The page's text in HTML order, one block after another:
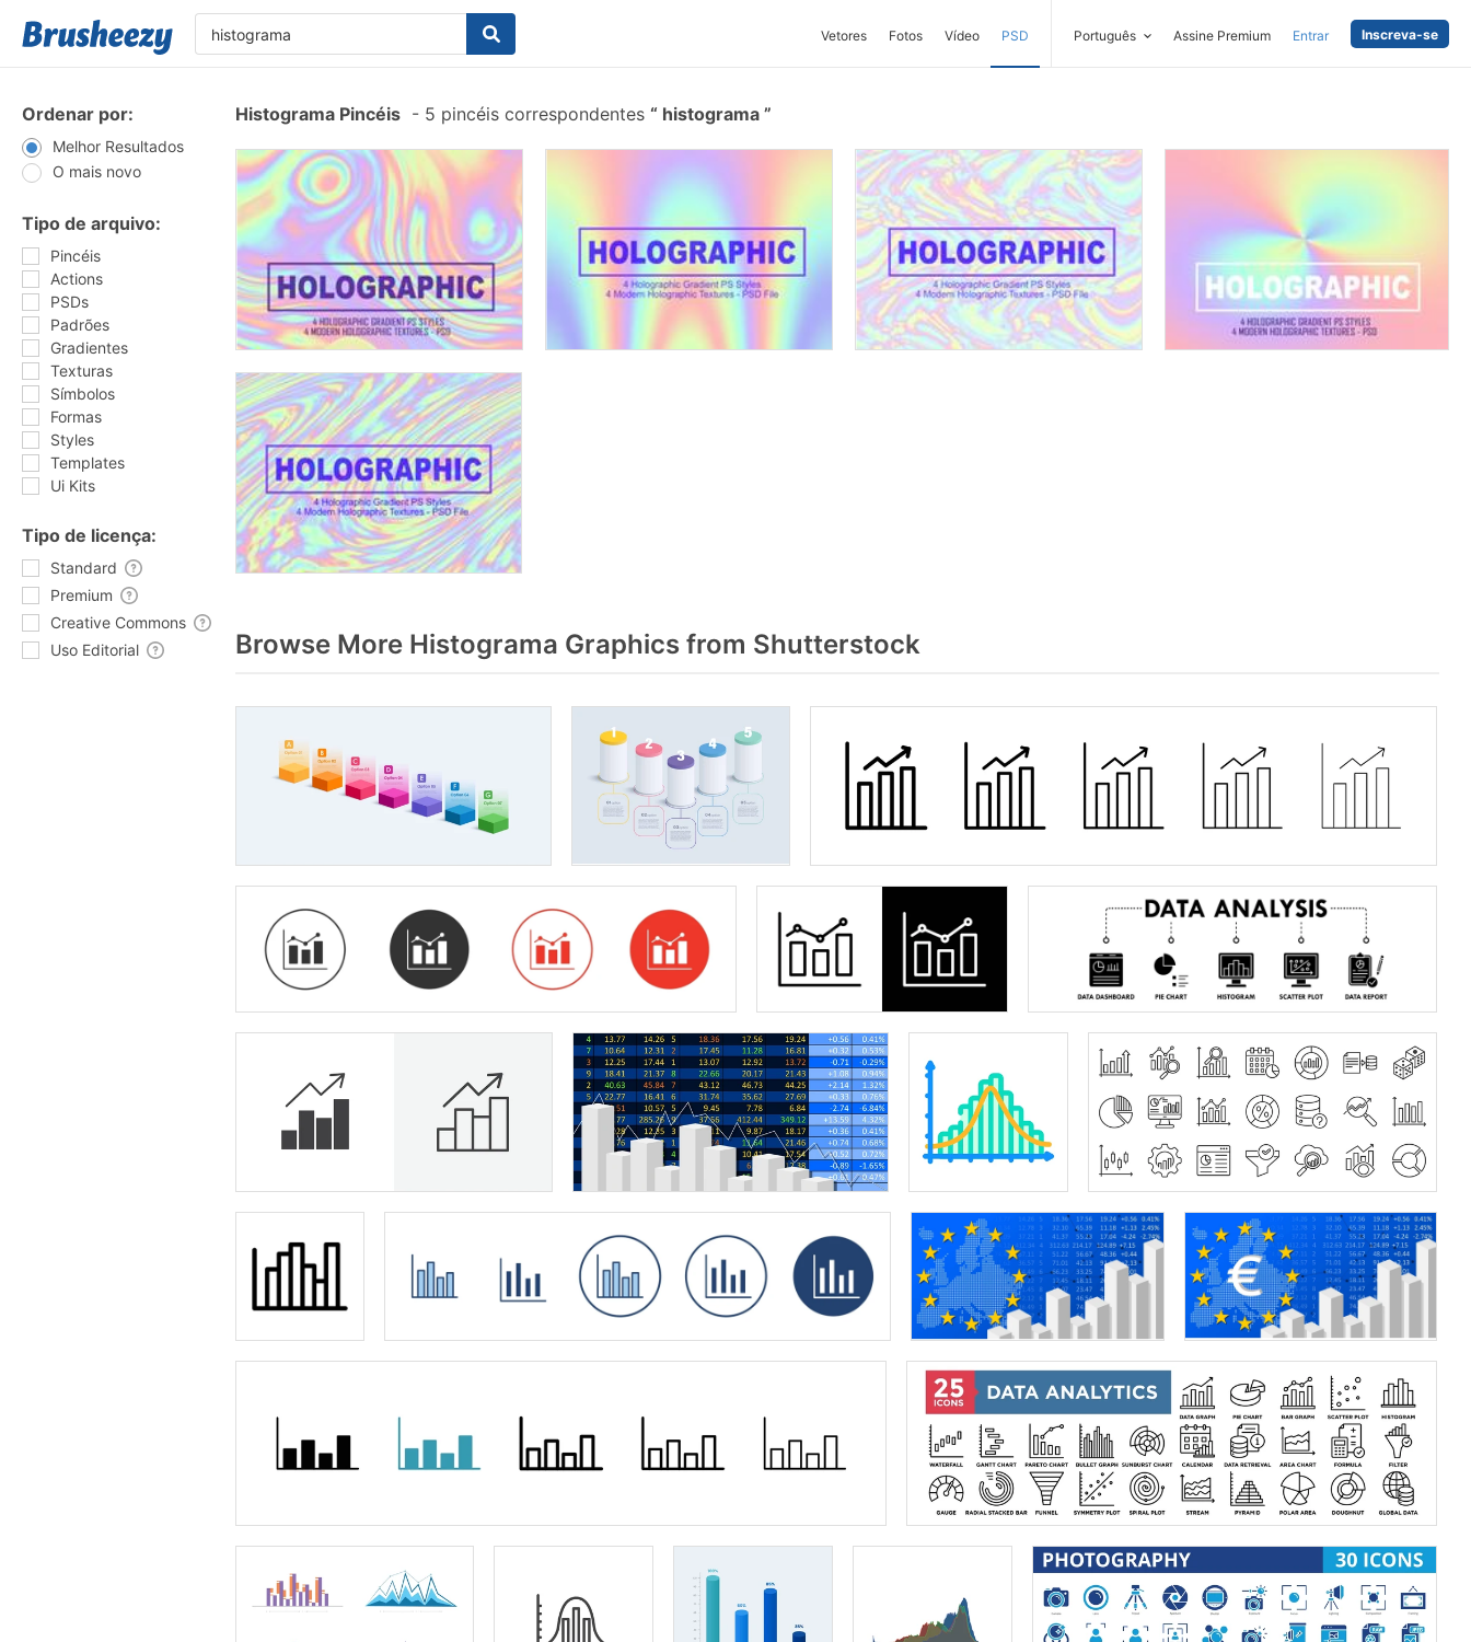
Vetores Fotos Vídeo PSD Português Assine Premium Entrar Inscreva-se
Ordenar por:
Melhor Resultados
O mais novo
Tipo de arquivo:
Pincéis
Actions
PSDs
Padrões
Gradientes
Texturas
Símbolos
Formas
Styles
Templates
Ui Kits
Tipo de licença:
Standard
Premium
Creative Commons
Uso Editorial
Histograma Pincéis - 5 pincéis correspondentes histograma
Browse More Histograma Graphics from Shutterstock